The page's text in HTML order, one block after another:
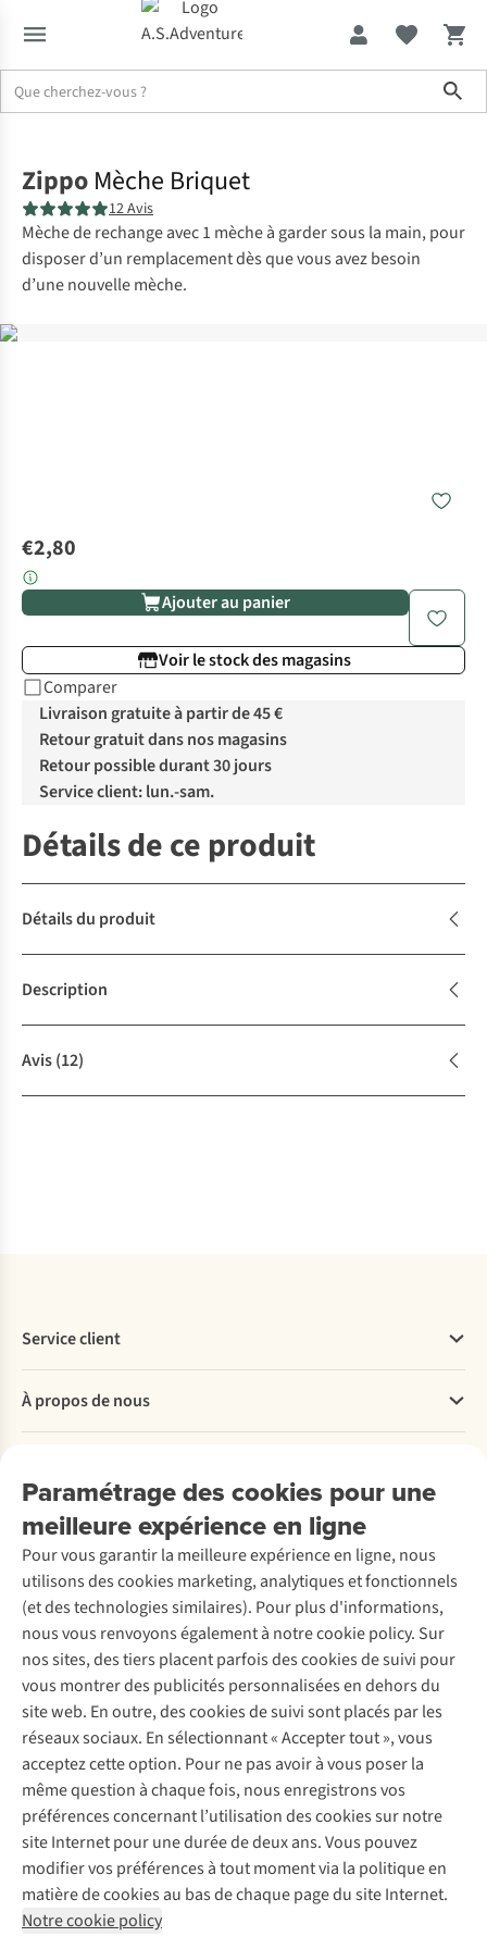
Zippo Mèche Briquet
12 Avis
Mèche de rechange avec 1 mèche à garder sous la main, pour
disposer d’un remplacement dès que vous avez besoin
d’une nouvelle mèche.
€2,80
Ajouter au panier
Voir le stock des magasins
Comparer
Livraison gratuite à partir de 45 €
Retour gratuit dans nos magasins
Retour possible durant 30 jours
Service client: lun.-sam.
Détails de ce produit
Détails du produit
Description
Avis(12)
Paramétrage des cookies pour une
meilleure expérience en ligne
Pour vous garantir la meilleure expérience en ligne, nous
utilisons des cookies marketing, analytiques et fonctionnels
(et des technologies similaires). Pour plus d'informations,
nous vous renvoyons également à notre cookie policy. Sur
nos sites, des tiers placent parfois des cookies de suivi pour
vous montrer des publicités personnalisées en dehors du
site web. En outre, des cookies de suivi sont placés par les
réseaux sociaux. En sélectionnant « Accepter tout », vous
acceptez cette option. Pour ne pas avoir à vous poser la
même question à chaque fois, nous enregistrons vos
préférences concernant l’utilisation des cookies sur notre
site Internet pour une durée de deux ans. Vous pouvez
modifier vos préférences à tout moment via la politique en
matière de cookies au bas de chaque page du site Internet.
Notre cookie policy
Service client
Commander
Payer
Retourner
Rétractation d'une commande
Entretien & réparations
Garantie
Contactez-nous
À propos de nous
Entreprise responsable
À propos d’Ayacucho
Nos magasins
À propos d’A.S.Adventure
Déclaration d'accessibilité
Location / Location sports d’hiver
Seconde-main
Entretien de ski
Service de lavage
Entretien de chaussures
Réparation de chaussures
Réparation de vêtements
Retouches
Pour les entreprises
Découvrez
A.S.Magazine
Explore Camp
Expertise & conseils
Abonnez-vous à la newsletter
Suivez-nous
Mentions légales
Politique de confidentialité
Conditions générales
Cookie Policy